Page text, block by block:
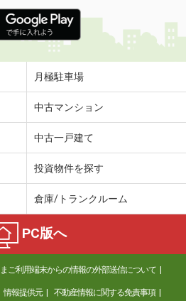
月極駐車場
中古マンション
中古一戸建て
投資物件を探す
倉庫/トランクルーム
PC版へ
ご利用端末からの情報の外部送信について
情報提供元 不動産情報に関する免責事項